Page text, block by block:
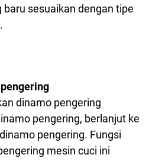
sesuaikan dengan tipe
dinamo pengering
pengering, berlanjut ke
pengering. Fungsi
mesin cuci ini